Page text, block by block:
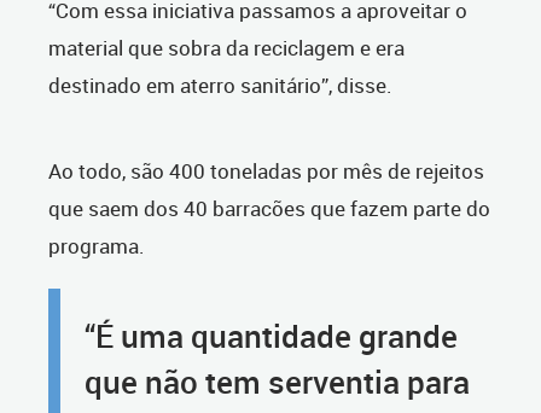
“Com essa iniciativa passamos a aproveitar o
material que sobra da reciclagem e era
destinado em aterro sanitário”, disse.
Ao todo, são 400 toneladas por mês de rejeitos
que saem dos 40 barracões que fazem parte do
programa.
“É uma quantidade grande
que não tem serventia para